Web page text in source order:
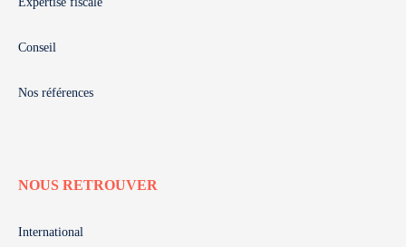
Conseil
Nos références
NOUS RETROUVER
International